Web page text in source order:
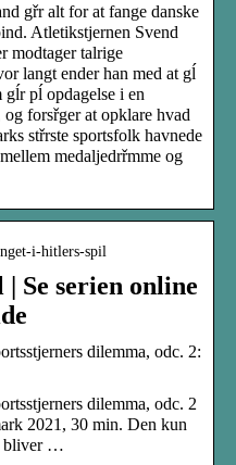
gřr alt for at fange danske
Atletikstjernen Svend
modtager talrige
langt ender han med at gĺ
pĺ opdagelse i en
forsřger at opklare hvad
střrste sportsfolk havnede
medaljedrřmme og
i-hitlers-spil
Se serien online
dilemma, odc. 2:
dilemma, odc. 2
2021, 30 min. Den kun
bliver …